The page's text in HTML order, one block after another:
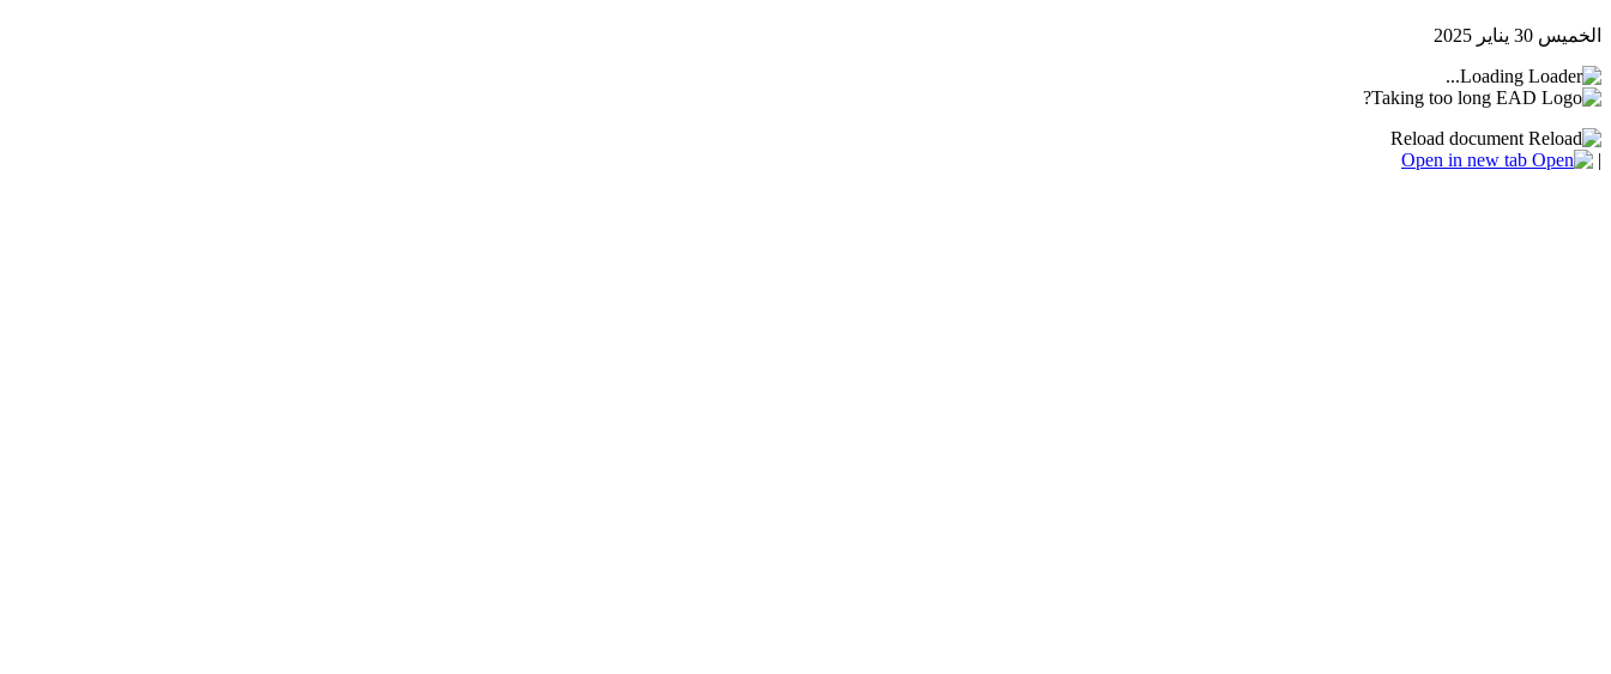
الخميس 30 يناير 2025
Loading...
Taking too long?
|